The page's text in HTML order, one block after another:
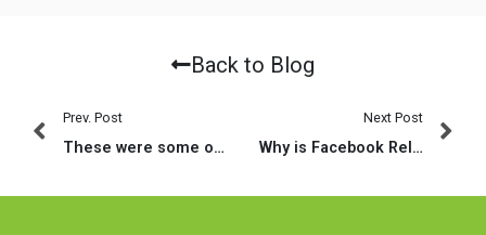
Back to Blog
Prev. Post
These were some of the almost every other chief conclusions of your own survey
Next Post
Why is Facebook Relationships Not Appearing? Fixed